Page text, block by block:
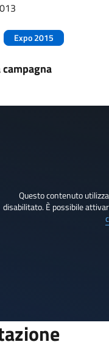
Expo 2015
Questo contenuto
disabilitato. È possibile